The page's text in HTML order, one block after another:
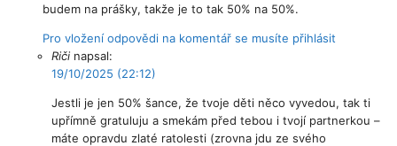
budem na prášky, takže je to tak 50% na 50%.
Pro vložení odpovědi na komentář se musíte přihlásit
Riči napsal:
19/10/2025 (22:12)
Jestli je jen 50% šance, že tvoje děti něco vyvedou, tak ti
upřímně gratuluju a smekám před tebou i tvojí partnerkou –
máte opravdu zlaté ratolesti (zrovna jdu ze svého